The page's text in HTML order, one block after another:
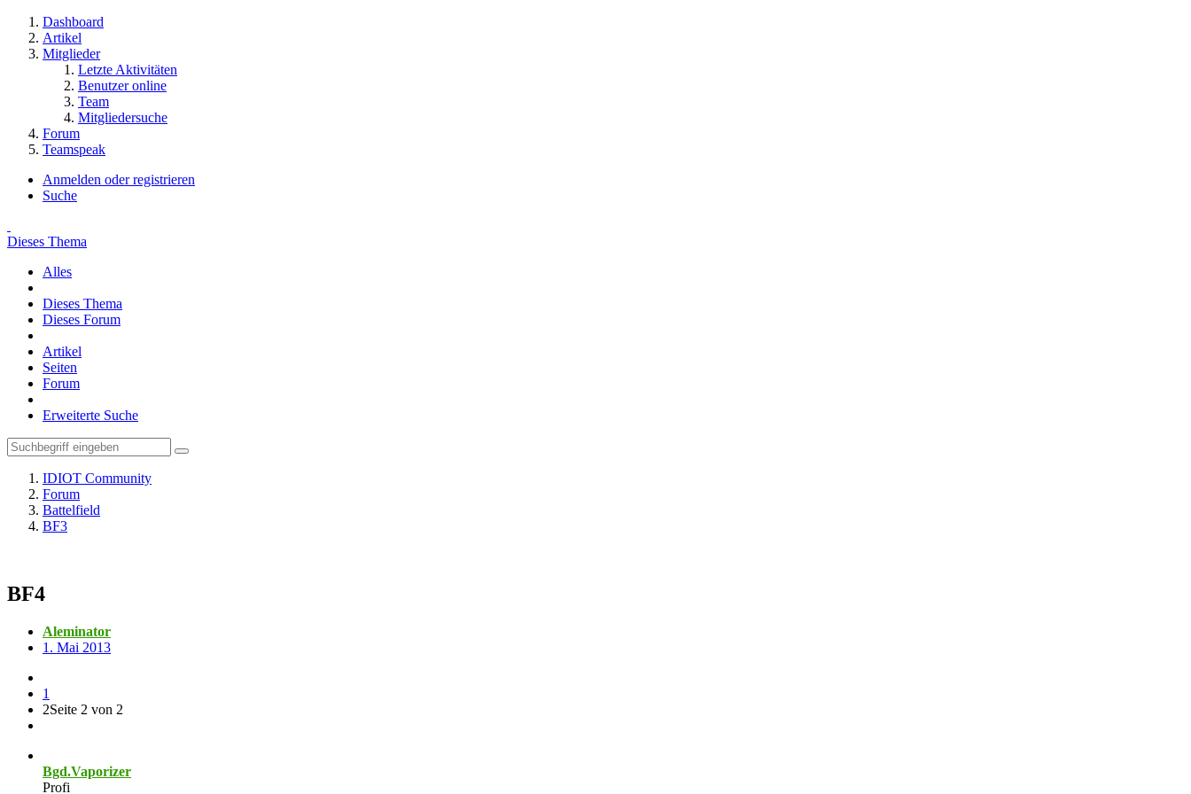
Dashboard
Artikel
Mitglieder
Letzte Aktivitäten
Benutzer online
Team
Mitgliedersuche
Forum
Teamspeak
Anmelden oder registrieren
Suche
Dieses Thema
Alles
Dieses Thema
Dieses Forum
Artikel
Seiten
Forum
Erweiterte Suche
IDIOT Community
Forum
Battelfield
BF3
BF4
Aleminator
1. Mai 2013
1
2Seite 2 von 2
Bgd.Vaporizer
Profi